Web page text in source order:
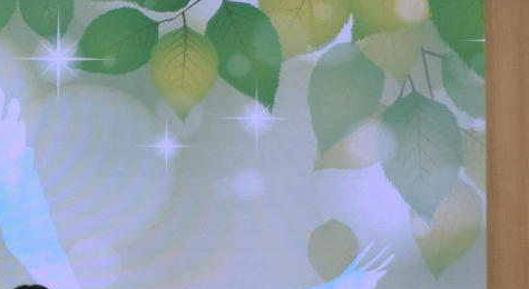
施設案内
よくある質問
図書館だより『Library News』
お知らせ
自然災害時等の図書館の閉館について
学内ネットワークの概要